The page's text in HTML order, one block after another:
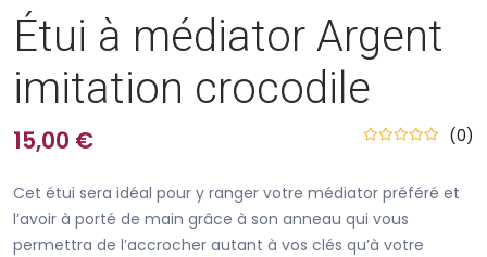
Étui à médiator Argent
imitation crocodile
15,00 € (0)
Cet étui sera idéal pour y ranger votre médiator préféré et
l’avoir à porté de main grâce à son anneau qui vous
permettra de l’accrocher autant à vos clés qu’à votre